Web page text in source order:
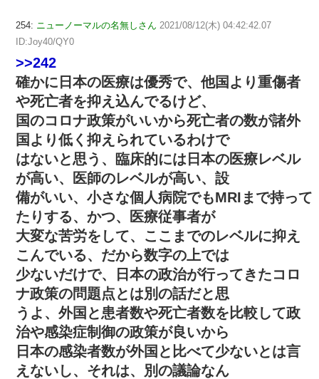
254: ニューノーマルの名無しさん 2021/08/12(木) 04:42:42.07
ID:Joy40/QY0
>>242
確かに日本の医療は優秀で、他国より重傷者
や死亡者を抑え込んでるけど、
国のコロナ政策がいいから死亡者の数が諸外
国より低く抑えられているわけで
はないと思う、臨床的には日本の医療レベル
が高い、医師のレベルが高い、設
備がいい、小さな個人病院でもMRIまで持って
たりする、かつ、医療従事者が
大変な苦労をして、ここまでのレベルに抑え
こんでいる、だから数字の上では
少ないだけで、日本の政治が行ってきたコロ
ナ政策の問題点とは別の話だと思
うよ、外国と患者数や死亡者数を比較して政
治や感染症制御の政策が良いから
日本の感染者数が外国と比べて少ないとは言
えないし、それは、別の議論なん